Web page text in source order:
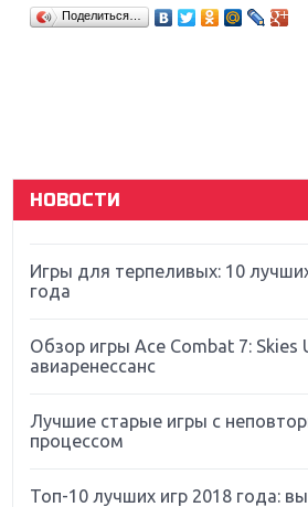
Поделиться…
НОВОСТИ
Крупнейшие релизы мая:
Sony
Far Cry 5: хвалить нельзя ругать
Игры для терпеливых: 10
года
Обзор игры Ace Combat 7: Skies
авиаренессанс
Лучшие старые игры с
процессом
Топ-10 лучших игр 2018 года: